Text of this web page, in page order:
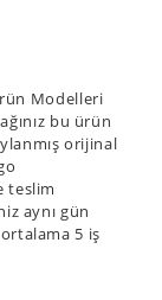
Modelleri
bu ürün
orijinal
teslim
aynı gün
5 iş